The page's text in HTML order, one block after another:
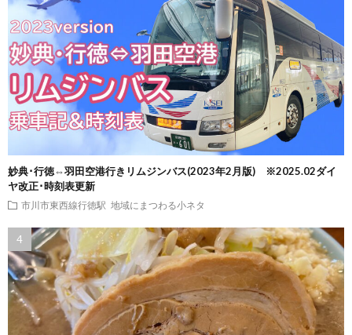
妙典･行徳⇔羽田空港行きリムジンバス(2023年2月版) ※2025.02ダイ
ヤ改正･時刻表更新
市川市東西線行徳駅 地域にまつわる小ネタ